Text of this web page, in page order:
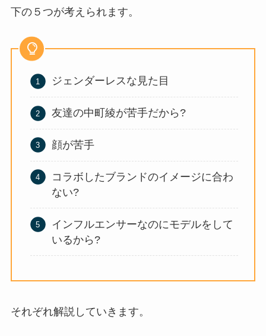
下の５つが考えられます。
ジェンダーレスな見た目
友達の中町綾が苦手だから?
顔が苦手
コラボしたブランドのイメージに合わ
ない?
インフルエンサーなのにモデルをして
いるから?
それぞれ解説していきます。